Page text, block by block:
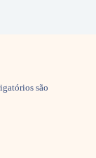
são